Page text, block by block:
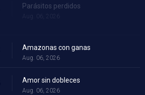
Parásitos perdidos
Aug. 06, 2026
Amazonas con ganas
Aug. 06, 2026
Amor sin dobleces
Aug. 06, 2026